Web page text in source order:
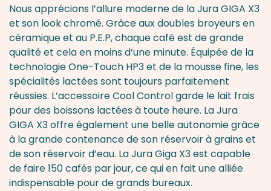
Brosse de nettoyage
Nous apprécions l’allure moderne de la Jura GIGA X3
et son look chromé. Grâce aux doubles broyeurs en
céramique et au P.E.P, chaque café est de grande
qualité et cela en moins d’une minute. Équipée de la
technologie One-Touch HP3 et de la mousse fine, les
spécialités lactées sont toujours parfaitement
réussies. L’accessoire Cool Control garde le lait frais
pour des boissons lactées à toute heure. La Jura
GIGA X3 offre également une belle autonomie grâce
à la grande contenance de son réservoir à grains et
de son réservoir d’eau. La Jura Giga X3 est capable
de faire 150 cafés par jour, ce qui en fait une alliée
indispensable pour de grands bureaux.